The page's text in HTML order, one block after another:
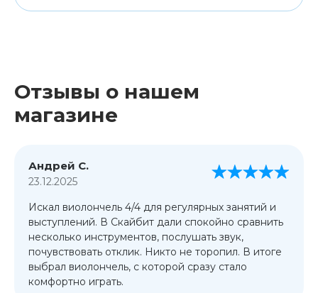
Отзывы о нашем
магазине
Андрей С.
23.12.2025
Искал виолончель 4/4 для регулярных занятий и
выступлений. В Скайбит дали спокойно сравнить
несколько инструментов, послушать звук,
почувствовать отклик. Никто не торопил. В итоге
выбрал виолончель, с которой сразу стало
комфортно играть.